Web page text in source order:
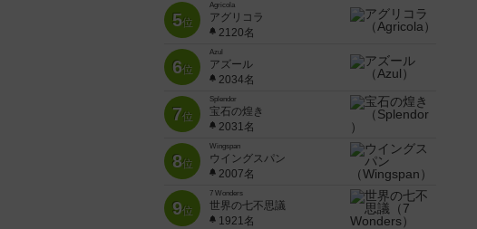
5位
Agricola
アグリコラ
2120名
6位
Azul
アズール
2034名
7位
Splendor
宝石の煌き
2031名
8位
Wingspan
ウイングスパン
2007名
9位
7 Wonders
世界の七不思議
1921名